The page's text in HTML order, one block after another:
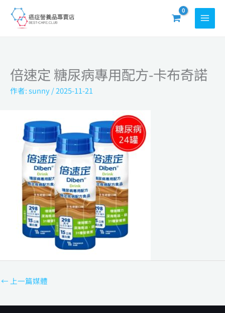
倍速定 糖尿病專用配方-卡布奇諾
作者:sunny/2025-11-21
← 上一篇媒體